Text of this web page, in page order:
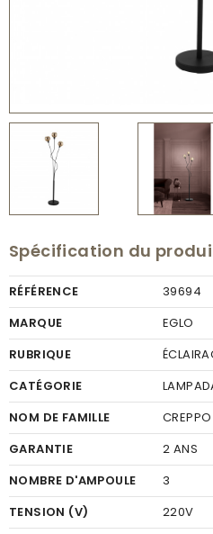
Spécification du
RÉFÉRENCE
39694
MARQUE
EGLO
RUBRIQUE
CATÉGORIE
NOM DE FAMILLE
CREPPO
GARANTIE
2 ANS
NOMBRE D'AMPOULE
3
TENSION (V)
220V